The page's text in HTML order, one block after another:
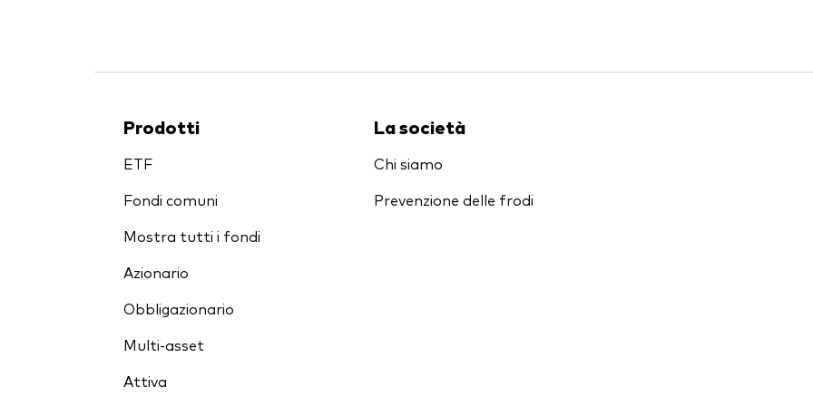
Prodotti
ETF
Fondi comuni
Mostra tutti i fondi
Azionario
Obbligazionario
Multi-asset
Attiva
La società
Chi siamo
Prevenzione delle frodi